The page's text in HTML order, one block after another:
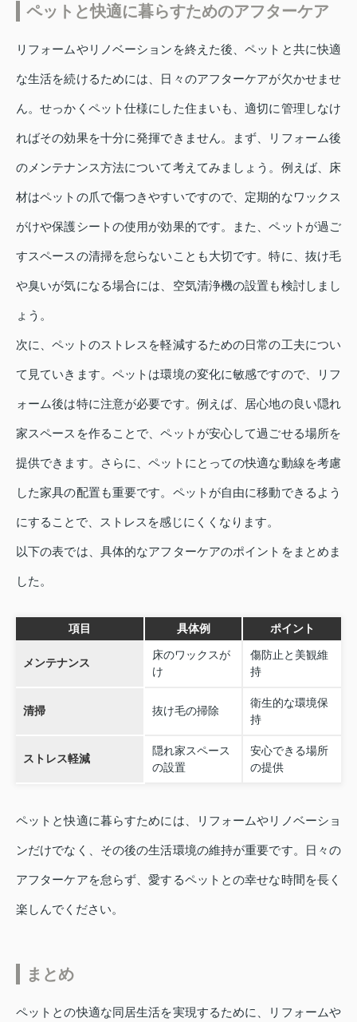
ペットと快適に暮らすためのアフターケア
リフォームやリノベーションを終えた後、ペットと共に快適
な生活を続けるためには、日々のアフターケアが欠かせませ
ん。せっかくペット仕様にした住まいも、適切に管理しなけ
ればその効果を十分に発揮できません。まず、リフォーム後
のメンテナンス方法について考えてみましょう。例えば、床
材はペットの爪で傷つきやすいですので、定期的なワックス
がけや保護シートの使用が効果的です。また、ペットが過ご
すスペースの清掃を怠らないことも大切です。特に、抜け毛
や臭いが気になる場合には、空気清浄機の設置も検討しまし
ょう。
次に、ペットのストレスを軽減するための日常の工夫につい
て見ていきます。ペットは環境の変化に敏感ですので、リフ
ォーム後は特に注意が必要です。例えば、居心地の良い隠れ
家スペースを作ることで、ペットが安心して過ごせる場所を
提供できます。さらに、ペットにとっての快適な動線を考慮
した家具の配置も重要です。ペットが自由に移動できるよう
にすることで、ストレスを感じにくくなります。
以下の表では、具体的なアフターケアのポイントをまとめま
した。
項目 具体例 ポイント
メンテナンス
床のワックスが
け
傷防止と美観維
持
清掃 抜け毛の掃除
衛生的な環境保
持
ストレス軽減
隠れ家スペース
の設置
安心できる場所
の提供
ペットと快適に暮らすためには、リフォームやリノベーショ
ンだけでなく、その後の生活環境の維持が重要です。日々の
アフターケアを怠らず、愛するペットとの幸せな時間を長く
楽しんでください。
まとめ
ペットとの快適な同居生活を実現するために、リフォームや